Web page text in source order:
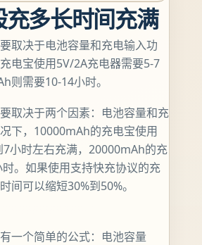
多长时间充满
取决于电池容量和充电输入功
电宝使用5V/2A充电器需要5-7
则需要10-14小时。
取决于两个因素：电池容量和充
下，10000mAh的充电宝使用
小时左右充满，20000mAh的充
。如果使用支持快充协议的充
间可以缩短30%到50%。
一个简单的公式：电池容量